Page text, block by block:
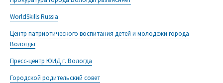
WorldSkills Russia
Центр патриотического воспитания детей и молодежи города
Вологды
Пресс-центр ЮИД г. Вологда
Городской родительский совет